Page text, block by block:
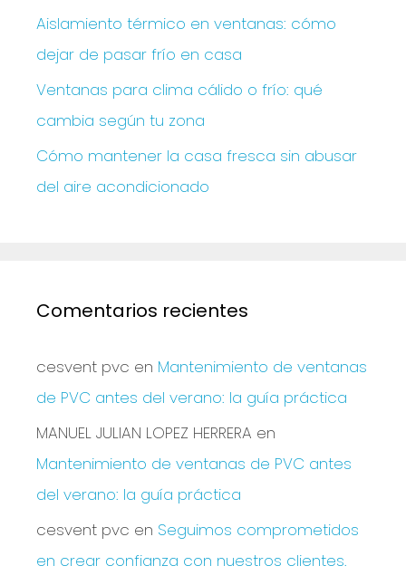
Aislamiento térmico en ventanas: cómo
dejar de pasar frío en casa
Ventanas para clima cálido o frío: qué
cambia según tu zona
Cómo mantener la casa fresca sin abusar
del aire acondicionado
Comentarios recientes
cesvent pvc en Mantenimiento de ventanas
de PVC antes del verano: la guía práctica
MANUEL JULIAN LOPEZ HERRERA en
Mantenimiento de ventanas de PVC antes
del verano: la guía práctica
cesvent pvc en Seguimos comprometidos
en crear confianza con nuestros clientes.